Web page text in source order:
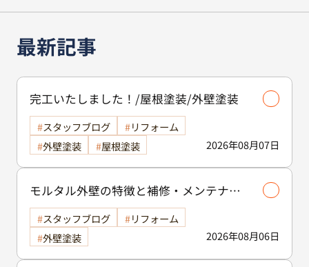
最新記事
完工いたしました！/屋根塗装/外壁塗装
2026年08月07日
スタッフブログ
リフォーム
外壁塗装
屋根塗装
モルタル外壁の特徴と補修・メンテナン
ス方法を徹底解説！/外壁塗装
2026年08月06日
スタッフブログ
リフォーム
外壁塗装